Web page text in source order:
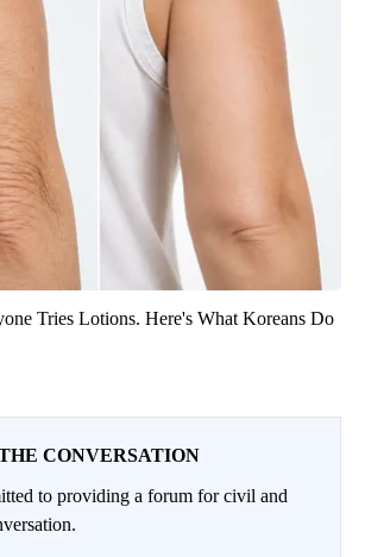
Tries Lotions. Here's What Koreans Do
CONVERSATION
to providing a forum for civil and